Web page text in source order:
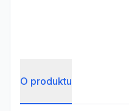
O produktu